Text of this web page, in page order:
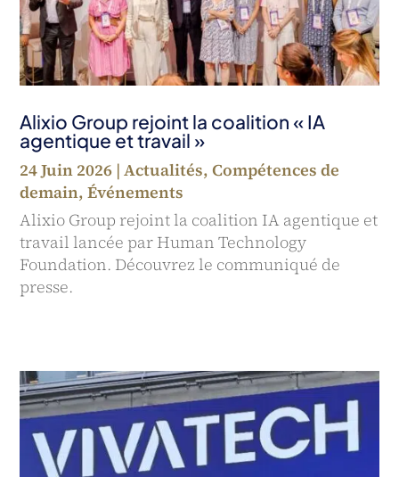
Alixio Group rejoint la coalition « IA
agentique et travail »
24 Juin 2026 |Actualités,Compétences de
demain,Événements
Alixio Group rejoint la coalition IA agentique et
travail lancée par Human Technology
Foundation. Découvrez le communiqué de
presse.